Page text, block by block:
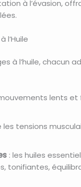
à l’évasion,
l’Huile
à l’huile, chacun
lents et
les tensions
: les huiles
tonifiantes,